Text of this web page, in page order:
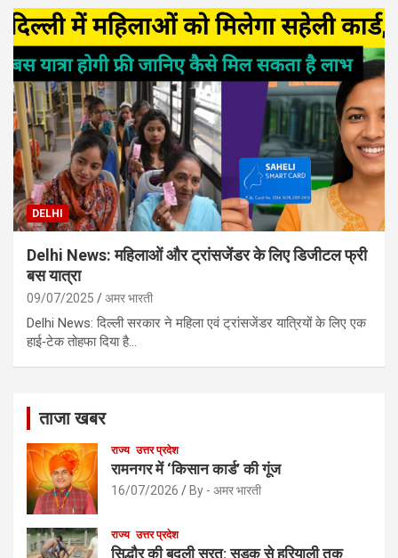
DELHI
Delhi News: महिलाओं और ट्रांसजेंडर के लिए डिजीटल फ्री
बस यात्रा
09/07/2025 अमर भारती
Delhi News: दिल्ली सरकार ने महिला एवं ट्रांसजेंडर यात्रियों के लिए एक
हाई‑टेक तोहफा दिया है…
ताजा खबर
राज्य उत्तर प्रदेश
रामनगर में ‘किसान कार्ड’ की गूंज
16/07/2026 By - अमर भारती
राज्य उत्तर प्रदेश
सिद्धौर की बदली सूरत: सड़क से हरियाली तक